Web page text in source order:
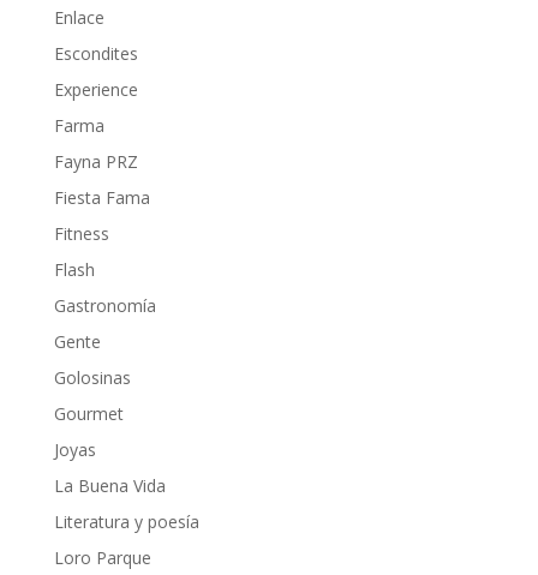
Enlace
Escondites
Experience
Farma
Fayna PRZ
Fiesta Fama
Fitness
Flash
Gastronomía
Gente
Golosinas
Gourmet
Joyas
La Buena Vida
Literatura y poesía
Loro Parque